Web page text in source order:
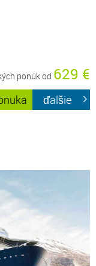
ponúk od 629 €
ďalšie